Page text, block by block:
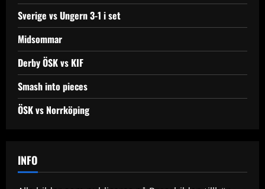
Sverige vs Ungern 3-1 i set
Midsommar
Derby ÖSK vs KIF
Smash into pieces
ÖSK vs Norrköping
INFO